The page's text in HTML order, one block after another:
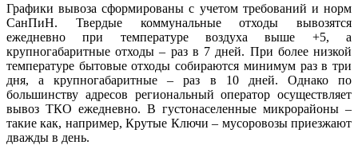
Графики вывоза сформированы с учетом требований и норм
СанПиН. Твердые коммунальные отходы вывозятся
ежедневно при температуре воздуха выше +5, а
крупногабаритные отходы – раз в 7 дней. При более низкой
температуре бытовые отходы собираются минимум раз в три
дня, а крупногабаритные – раз в 10 дней. Однако по
большинству адресов региональный оператор осуществляет
вывоз ТКО ежедневно. В густонаселенные микрорайоны –
такие как, например, Крутые Ключи – мусоровозы приезжают
дважды в день.